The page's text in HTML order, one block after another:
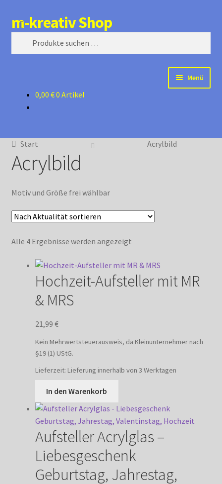
Zur
Navigation
springen
Zum
Inhalt
springen
m-kreativ Shop
Suchen
Menü
Warenkorb
0,00 €0 Artikel
Start Acrylbild
Acrylbild
Motiv und Größe frei wählbar
Alle 4 Ergebnisse werden angezeigtNach
sortiert
Hochzeit-Aufsteller mit MR
& MRS
21,99 €
Kein Mehrwertsteuerausweis, da Kleinunternehmer nach
§19 (1) UStG.
Lieferzeit: Lieferung innerhalb von 3 Werktagen
In den Warenkorb
Aufsteller Acrylglas –
Liebesgeschenk
Geburtstag, Jahrestag,